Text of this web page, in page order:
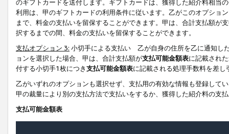
のギフトカードを送付します。ギフトカードは、獲得した紹介料相当
利用は、甲のギフトカードの利用条件に従います。乙がこのオプショ
まで、料金の支払いを留保することができます。甲は、合計支払額が
択するまでの間、料金の支払いを留保することができます。
支払オプション 3: 小切手による支払い 乙が自身の住所を乙に通知し
ョンを選択した場合、甲は、合計支払額が支払可能金額表に記載され
付する小切手1枚につき支払可能金額表に記載される処理手数料を差し
乙がいずれのオプションも選択せず、支払用の有効な情報も登録して
甲の裁量により別の支払方法で支払いをするか、獲得した紹介料の支
支払可能金額表